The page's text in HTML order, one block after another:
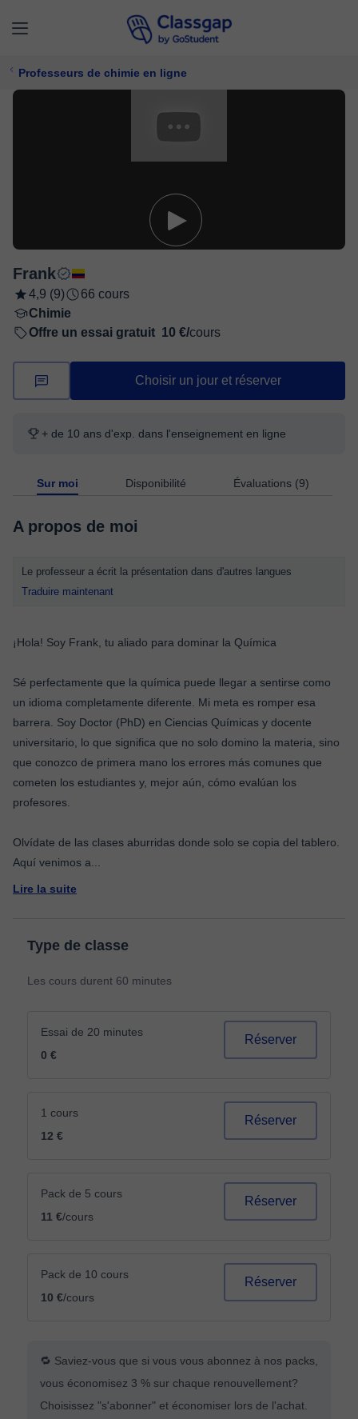
Professeurs de chimie en ligne
Frank
4,9 (9)
66 cours
Chimie
Offre un essai gratuit 10 €/cours
Choisir un jour et réserver
+ de 10 ans d'exp. dans l'enseignement en ligne
Sur moi Disponibilité Évaluations (9)
A propos de moi
Le professeur a écrit la présentation dans d'autres langues
Traduire maintenant
¡Hola! Soy Frank, tu aliado para dominar la Química
Sé perfectamente que la química puede llegar a sentirse como
un idioma completamente diferente. Mi meta es romper esa
barrera. Soy Doctor (PhD) en Ciencias Químicas y docente
universitario, lo que significa que no solo domino la materia, sino
que conozco de primera mano los errores más comunes que
cometen los estudiantes y, mejor aún, cómo evalúan los
profesores.
Olvídate de las clases aburridas donde solo se copia del tablero.
Aquí venimos a
Lire la suite
Type de classe
Les cours durent 60 minutes
Essai de 20 minutes
0 €
Réserver
1 cours
12 €
Réserver
Pack de 5 cours
11 €/cours
Réserver
Pack de 10 cours
10 €/cours
Réserver
🔁 Saviez-vous que si vous vous abonnez à nos packs,
vous économisez 3 % sur chaque renouvellement?
Choisissez "s'abonner" et économiser lors de l'achat.